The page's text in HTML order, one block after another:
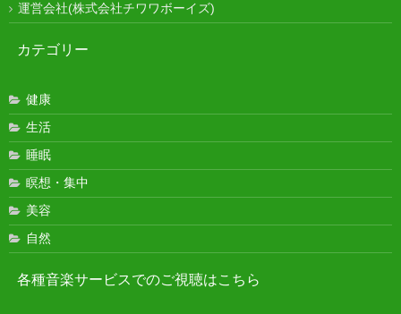
運営会社(株式会社チワワボーイズ)
カテゴリー
健康
生活
睡眠
瞑想・集中
美容
自然
各種音楽サービスでのご視聴はこちら